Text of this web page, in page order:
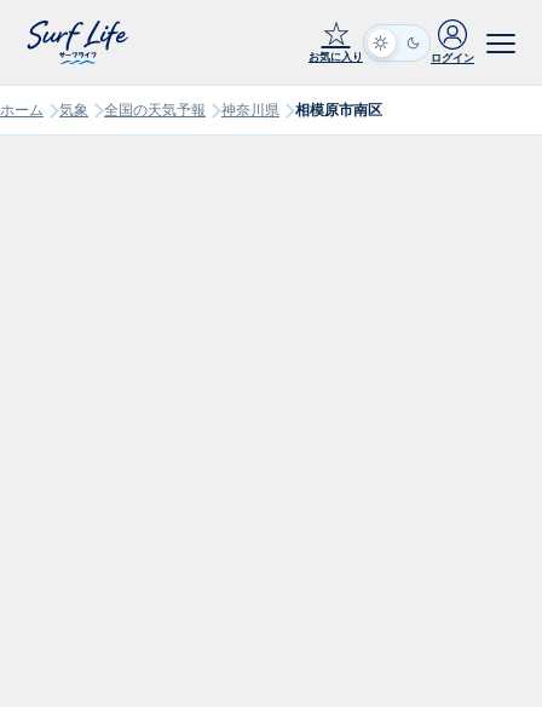
☆
お気に入り ログイン
ホーム 気象 全国の天気予報 神奈川県 相模原市南区